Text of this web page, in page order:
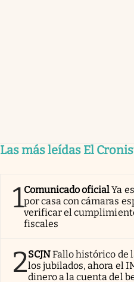
Las más leídas El
1Comunicado oficialYa
por casa con cámaras
verificar el
fiscales
2SCJNFallo histórico de
los jubilados, ahora el
dinero a la cuenta del